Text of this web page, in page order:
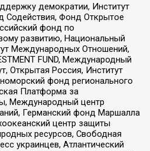
демократии, Институт
Фонд Открытое
фонд по
развитию, Национальный
Международных Отношений,
FUND, Международный
Открытая Россия, Институт
фонд регионального
Платформа за
Международный центр
Германский фонд Маршалла
центр защиты
ресурсов, Свободная
украинцев, Атлантический